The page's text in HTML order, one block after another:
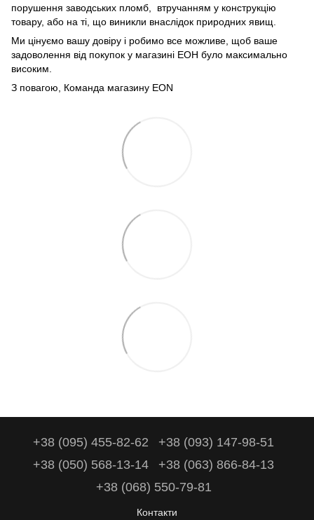
порушення заводських пломб, втручанням у конструкцію
товару, або на ті, що виникли внаслідок природних явищ.
Ми цінуємо вашу довіру і робимо все можливе, щоб ваше
задоволення від покупок у магазині ЕОН було максимально
високим.
З повагою, Команда магазину EON
+38 (095) 455-82-62
+38 (093) 147-98-51
+38 (050) 568-13-14
+38 (063) 866-84-13
+38 (068) 550-79-81
Контакти